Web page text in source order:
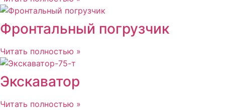
Фронтальный погрузчик
Читать полностью »
Экскаватор
Читать полностью »